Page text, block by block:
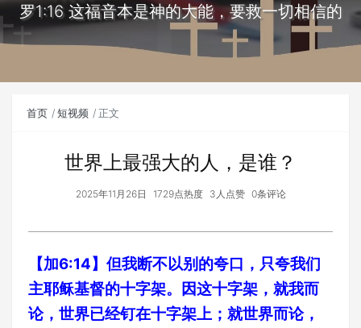
罗1:16 这福音本是神的大能，要救一切相信的
首页 短视频 正文
世界上最强大的人，是谁？
2025年11月26日 1729点热度 3人点赞 0条评论
【加6:14】但我断不以别的夸口，只夸我们
主耶稣基督的十字架。因这十字架，就我而
论，世界已经钉在十字架上；就世界而论，